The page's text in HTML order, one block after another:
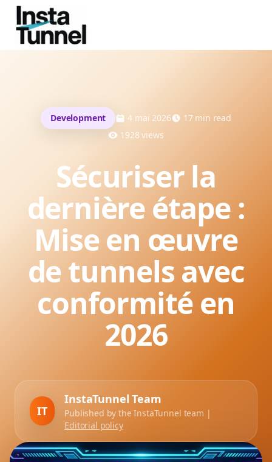
Development 4 mai 2026 17min read
1928 views
Sécuriser la
dernière étape :
Mise en œuvre
de tunnels avec
conformité en
2026
IT
InstaTunnel Team
Published by the InstaTunnel team |
Editorial policy